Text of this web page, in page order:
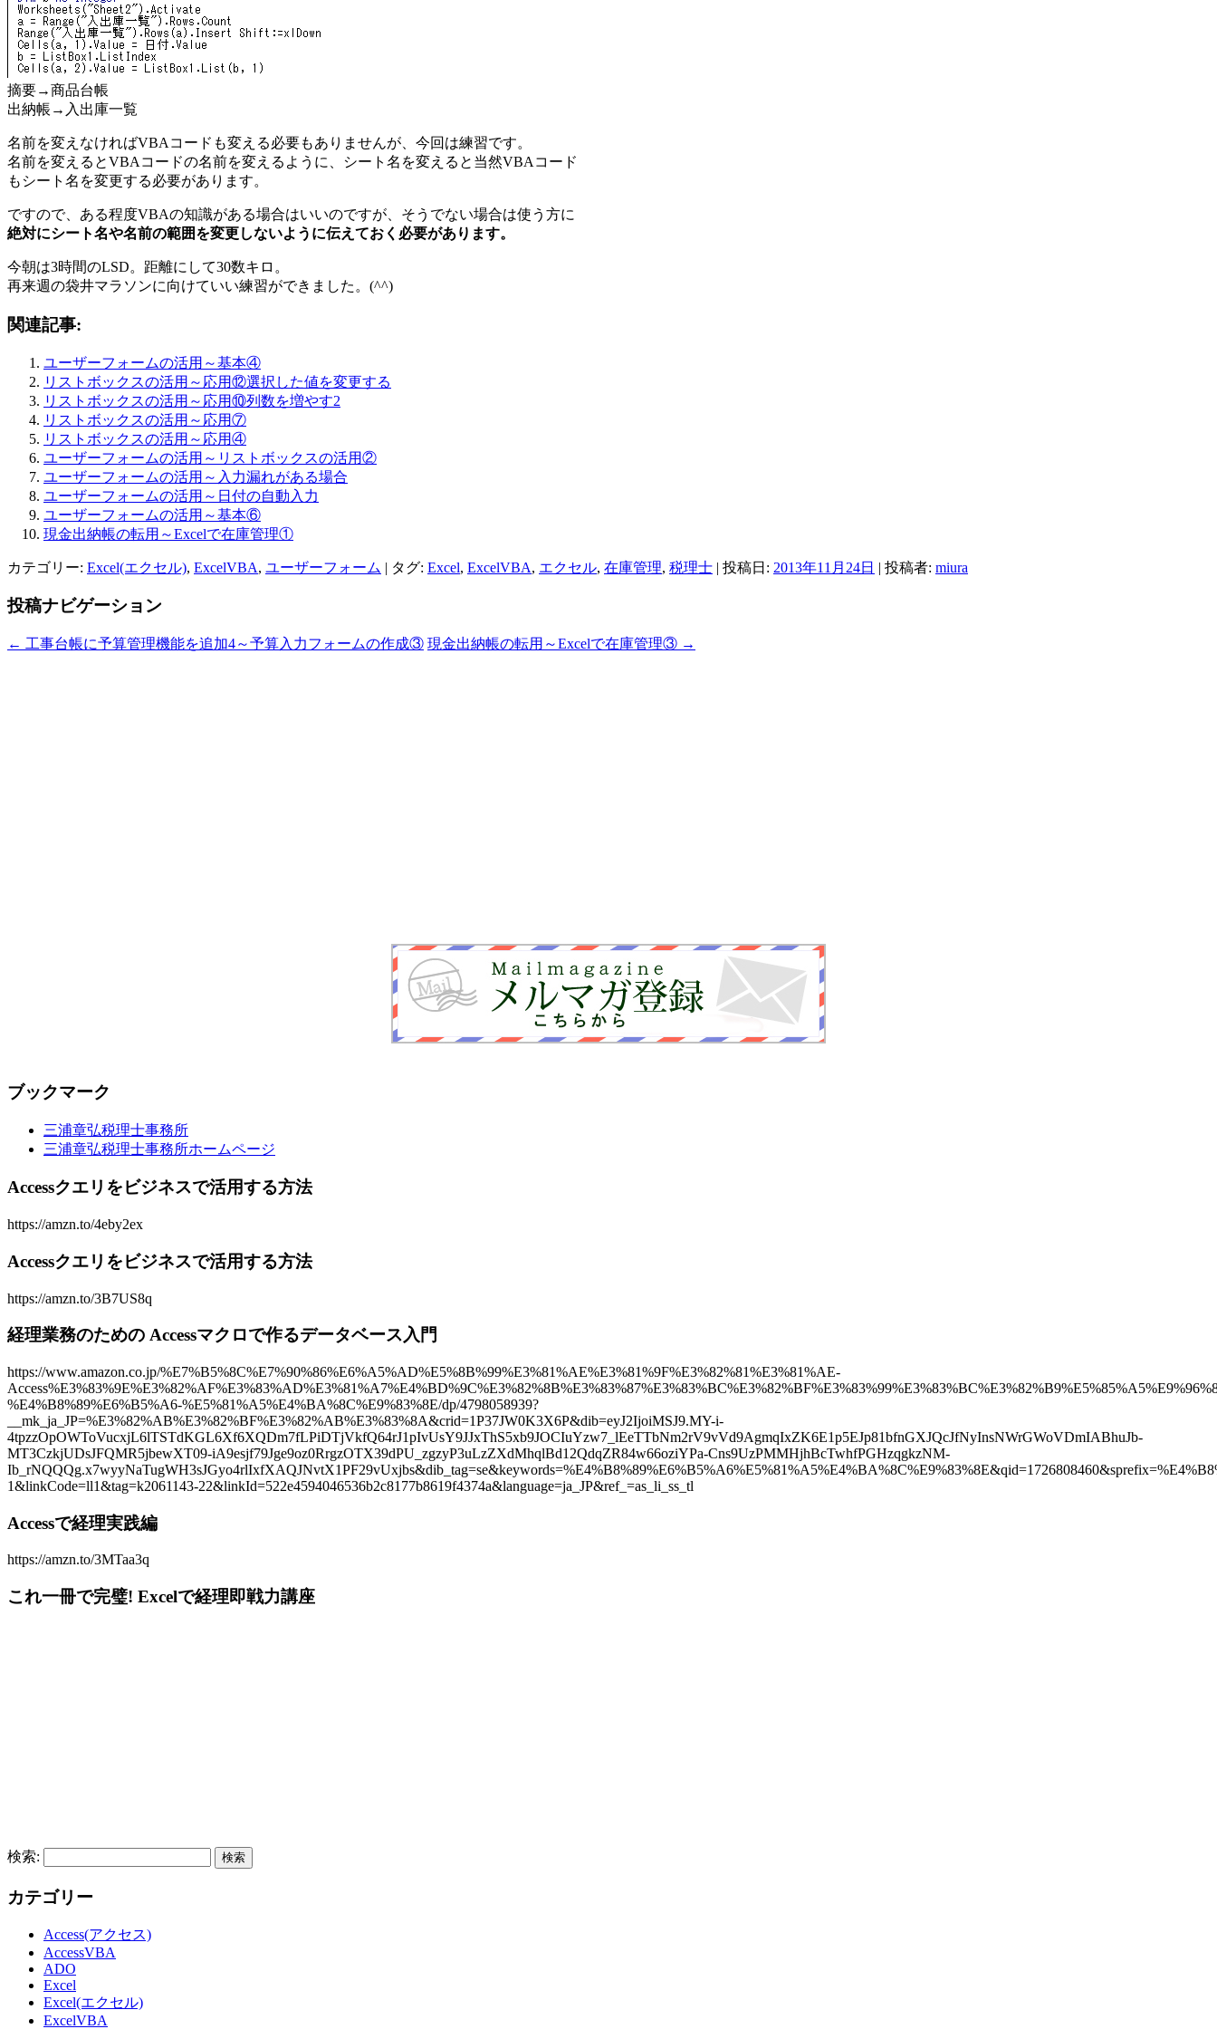
摘要→商品台帳
出納帳→入出庫一覧
名前を変えなければVBAコードも変える必要もありませんが、今回は練習です。
名前を変えるとVBAコードの名前を変えるように、シート名を変えると当然VBAコード
もシート名を変更する必要があります。
ですので、ある程度VBAの知識がある場合はいいのですが、そうでない場合は使う方に
絶対にシート名や名前の範囲を変更しないように伝えておく必要があります。
今朝は3時間のLSD。距離にして30数キロ。
再来週の袋井マラソンに向けていい練習ができました。(^^)
関連記事:
ユーザーフォームの活用～基本④
リストボックスの活用～応用⑫選択した値を変更する
リストボックスの活用～応用⑩列数を増やす2
リストボックスの活用～応用⑦
リストボックスの活用～応用④
ユーザーフォームの活用～リストボックスの活用②
ユーザーフォームの活用～入力漏れがある場合
ユーザーフォームの活用～日付の自動入力
ユーザーフォームの活用～基本⑥
現金出納帳の転用～Excelで在庫管理①
カテゴリー: Excel(エクセル), ExcelVBA, ユーザーフォーム | タグ: Excel, ExcelVBA, エクセル, 在庫管理, 税理士 | 投稿日: 2013年11月24日 | 投稿者: miura
投稿ナビゲーション
← 工事台帳に予算管理機能を追加4～予算入力フォームの作成③ 現金出納帳の転用～Excelで在庫管理③ →
ブックマーク
三浦章弘税理士事務所
三浦章弘税理士事務所ホームページ
Accessクエリをビジネスで活用する方法
https://amzn.to/4eby2ex
Accessクエリをビジネスで活用する方法
https://amzn.to/3B7US8q
経理業務のための Accessマクロで作るデータベース入門
https://www.amazon.co.jp/%E7%B5%8C%E7%90%86%E6%A5%AD%E5%8B%99%E3%81%AE%E3%81%9F%E3%82%81%E3%81%AE-
%E4%B8%89%E6%B5%A6-%E5%81%A5%E4%BA%8C%E9%83%8E/dp/4798058939?
__mk_ja_JP=%E3%82%AB%E3%82%BF%E3%82%AB%E3%83%8A&crid=1P37JW0K3X6P&dib=eyJ2IjoiMSJ9.MY-i-
4tpzzOpOWToVucxjL6lTSTdKGL6Xf6XQDm7fLPiDTjVkfQ64rJ1pIvUsY9JJxThS5xb9JOCIuYzw7_lEeTTbNm2rV9vVd9AgmqIxZK6E1p5EJp81bfnGXJQcJfNyInsNWrGWoVDmIABhuJb-
MT3CzkjUDsJFQMR5jbewXT09-iA9esjf79Jge9oz0RrgzOTX39dPU_zgzyP3uLzZXdMhqlBd12QdqZR84w66oziYPa-Cns9UzPMMHjhBcTwhfPGHzqgkzNM-
1&linkCode=ll1&tag=k2061143-22&linkId=522e4594046536b2c8177b8619f4374a&language=ja_JP&ref_=as_li_ss_tl
Accessで経理実践編
https://amzn.to/3MTaa3q
これ一冊で完璧! Excelで経理即戦力講座
検索:
カテゴリー
Access(アクセス)
AccessVBA
ADO
Excel
Excel(エクセル)
ExcelVBA